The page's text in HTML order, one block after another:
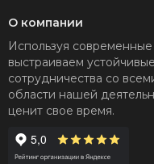
О компании
Используя
выстраиваем
сотрудничества со
области нашей
ценит свое время.